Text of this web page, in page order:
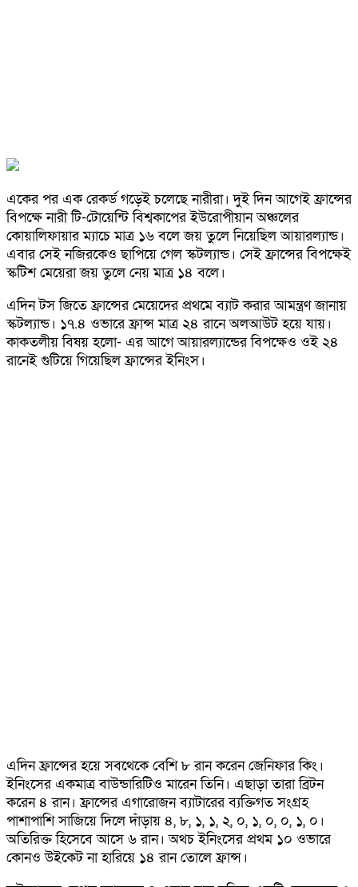
একের পর এক রেকর্ড গড়েই চলেছে নারীরা। দুই দিন আগেই ফ্রান্সের
বিপক্ষে নারী টি-টোয়েন্টি বিশ্বকাপের ইউরোপীয়ান অঞ্চলের
কোয়ালিফায়ার ম্যাচে মাত্র ১৬ বলে জয় তুলে নিয়েছিল আয়ারল্যান্ড।
এবার সেই নজিরকেও ছাপিয়ে গেল স্কটল্যান্ড। সেই ফ্রান্সের বিপক্ষেই
স্কটিশ মেয়েরা জয় তুলে নেয় মাত্র ১৪ বলে।
এদিন টস জিতে ফ্রান্সের মেয়েদের প্রথমে ব্যাট করার আমন্ত্রণ জানায়
স্কটল্যান্ড। ১৭.৪ ওভারে ফ্রান্স মাত্র ২৪ রানে অলআউট হয়ে যায়।
কাকতলীয় বিষয় হলো- এর আগে আয়ারল্যান্ডের বিপক্ষেও ওই ২৪
রানেই গুটিয়ে গিয়েছিল ফ্রান্সের ইনিংস।
এদিন ফ্রান্সের হয়ে সবথেকে বেশি ৮ রান করেন জেনিফার কিং।
ইনিংসের একমাত্র বাউন্ডারিটিও মারেন তিনি। এছাড়া তারা ব্রিটন
করেন ৪ রান। ফ্রান্সের এগারোজন ব্যাটারের ব্যক্তিগত সংগ্রহ
পাশাপাশি সাজিয়ে দিলে দাঁড়ায় ৪, ৮, ১, ১, ২, ০, ১, ০, ০, ১, ০।
অতিরিক্ত হিসেবে আসে ৬ রান। অথচ ইনিংসের প্রথম ১০ ওভারে
কোনও উইকেট না হারিয়ে ১৪ রান তোলে ফ্রান্স।